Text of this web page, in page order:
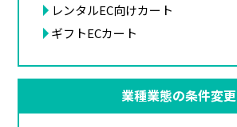
レンタルEC向けカート
ギフトECカート
業種業態の条件変更